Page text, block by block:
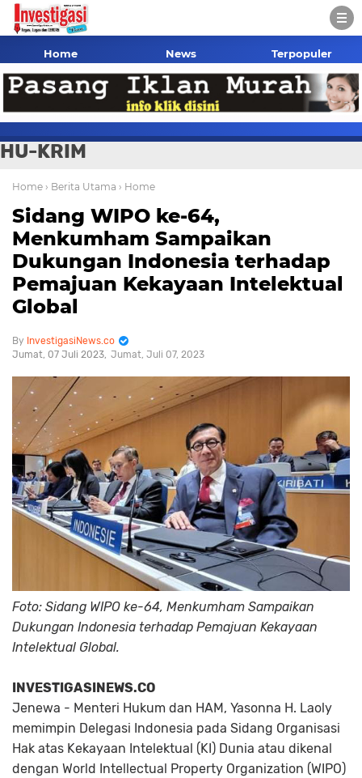
Home News Terpopuler
HU-KRIM
Home › Berita Utama › Home
Sidang WIPO ke-64,
Menkumham Sampaikan
Dukungan Indonesia terhadap
Pemajuan Kekayaan Intelektual
Global
InvestigasiNews.co
Jumat, 07 Juli 2023 Jumat, Juli 07, 2023
Foto: Sidang WIPO ke-64, Menkumham Sampaikan
Dukungan Indonesia terhadap Pemajuan Kekayaan
Intelektual Global.
INVESTIGASINEWS.CO
Jenewa - Menteri Hukum dan HAM, Yasonna H. Laoly
memimpin Delegasi Indonesia pada Sidang Organisasi
Hak atas Kekayaan Intelektual (KI) Dunia atau dikenal
dengan World Intellectual Property Organization (WIPO)